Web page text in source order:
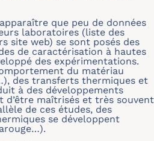
que peu de données
laboratoires (liste des
site web) se sont posés des
de caractérisation à hautes
des expérimentations.
du matériau
des transferts thermiques et
à des développements
d’être maîtrisés et très souvent
de ces études, des
se développent